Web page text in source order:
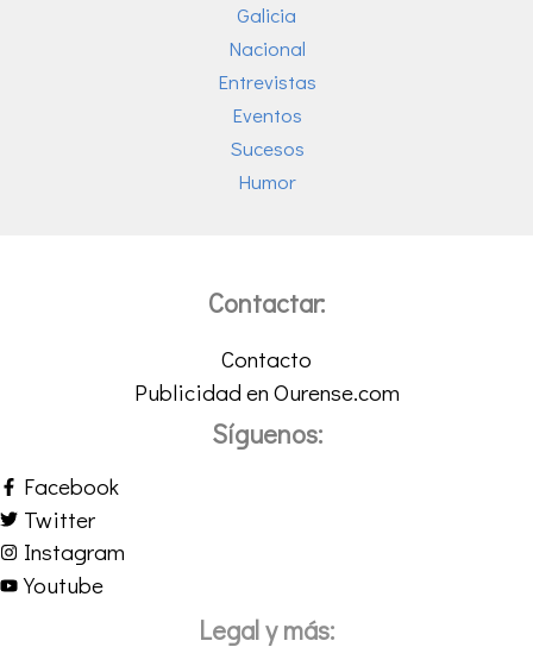
Galicia
Nacional
Entrevistas
Eventos
Sucesos
Humor
Contactar:
Contacto
Publicidad en Ourense.com
Síguenos:
Facebook
Twitter
Instagram
Youtube
Legal y más: